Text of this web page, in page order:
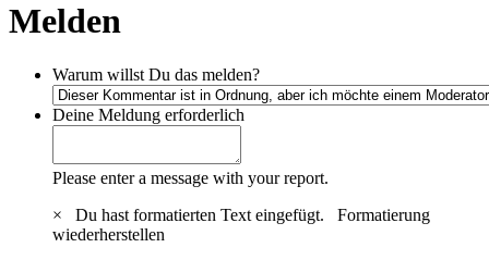
Melden
Warum willst Du das melden?
Deine Meldung erforderlich
Please enter a message with your report.
×
Du hast formatierten Text eingefügt. Formatierung
wiederherstellen